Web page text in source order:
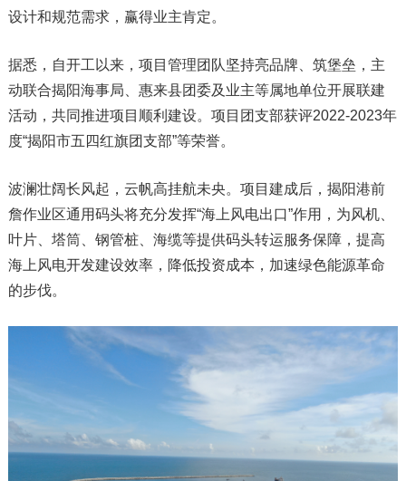
设计和规范需求，赢得业主肯定。
据悉，自开工以来，项目管理团队坚持亮品牌、筑堡垒，主
动联合揭阳海事局、惠来县团委及业主等属地单位开展联建
活动，共同推进项目顺利建设。项目团支部获评2022-2023年
度“揭阳市五四红旗团支部”等荣誉。
波澜壮阔长风起，云帆高挂航未央。项目建成后，揭阳港前
詹作业区通用码头将充分发挥“海上风电出口”作用，为风机、
叶片、塔筒、钢管桩、海缆等提供码头转运服务保障，提高
海上风电开发建设效率，降低投资成本，加速绿色能源革命
的步伐。